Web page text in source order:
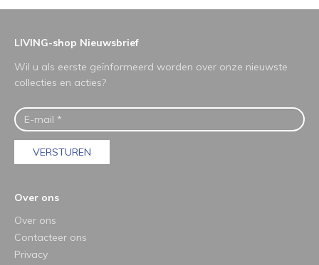
LIVING-shop Nieuwsbrief
Wil u als eerste geïnformeerd worden over onze nieuwste
collecties en acties?
VERSTUREN
Over ons
Over ons
Contacteer ons
Privacy